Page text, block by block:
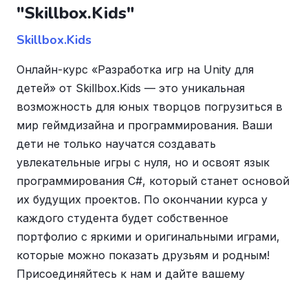
"Skillbox.Kids"
Skillbox.Kids
Онлайн-курс «Разработка игр на Unity для
детей» от Skillbox.Kids — это уникальная
возможность для юных творцов погрузиться в
мир геймдизайна и программирования. Ваши
дети не только научатся создавать
увлекательные игры с нуля, но и освоят язык
программирования C#, который станет основой
их будущих проектов. По окончании курса у
каждого студента будет собственное
портфолио с яркими и оригинальными играми,
которые можно показать друзьям и родным!
Присоединяйтесь к нам и дайте вашему